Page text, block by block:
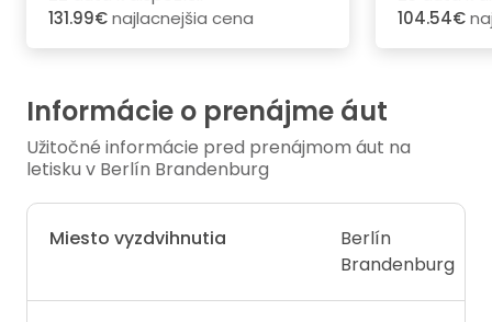
131.99€najlacnejšia cena
104.54€
Informácie o prenájme áut
Užitočné informácie pred prenájmom áut na
letisku v Berlín Brandenburg
Miesto vyzdvihnutia
Berlín
Brandenburg